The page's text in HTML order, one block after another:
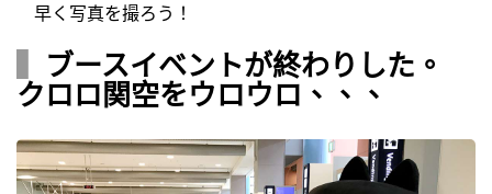
早く写真を撮ろう！
ブースイベントが終わりした。
クロロ関空をウロウロ、、、